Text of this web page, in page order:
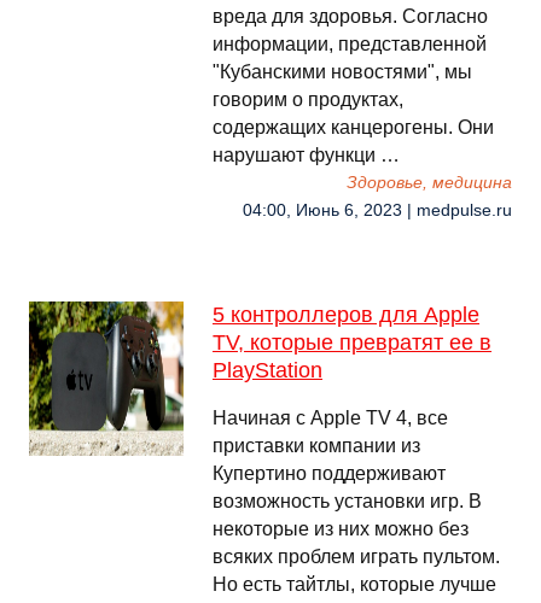
вреда для здоровья. Согласно
информации, представленной
"Кубанскими новостями", мы
говорим о продуктах,
содержащих канцерогены. Они
нарушают функци …
Здоровье, медицина
04:00, Июнь 6, 2023 | medpulse.ru
5 контроллеров для Apple
TV, которые превратят ее в
PlayStation
Начиная с Apple TV 4, все
приставки компании из
Купертино поддерживают
возможность установки игр. В
некоторые из них можно без
всяких проблем играть пультом.
Но есть тайтлы, которые лучше